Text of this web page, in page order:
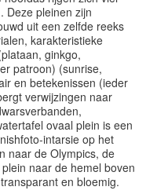
Deze pleinen zijn
uit een zelfde reeks
karakteristieke
ginkgo,
patroon) (sunrise,
en betekenissen (ieder
verwijzingen naar
ovaal plein is een
intarsie op het
naar de Olympics, de
naar de hemel boven
en bloemig.